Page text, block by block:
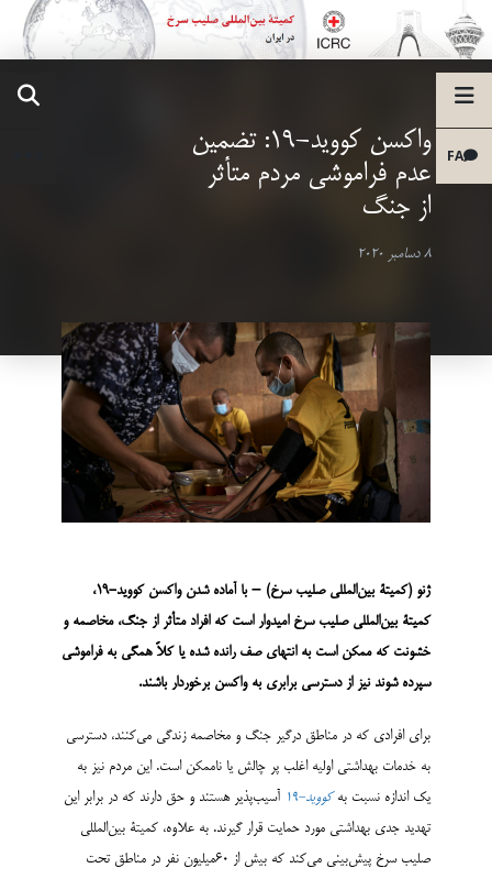
FA
واکسن کووید-19: تضمین
عدم فراموشی مردم متأثر
از جنگ
8 دسامبر 2020
ژنو (کمیتۀ بین‌المللی صلیب سرخ) – با آماده شدن واکسن کووید-19،
کمیتۀ بین‌المللی صلیب سرخ امیدوار است که افراد متأثر از جنگ، مخاصمه و
خشونت که ممکن است به انتهای صف رانده شده یا کلاً همگی به فراموشی
سپرده شوند نیز از دسترسی برابری به واکسن برخوردار باشند.
برای افرادی که در مناطق درگیر جنگ و مخاصمه زندگی می‌کنند، دسترسی
به خدمات بهداشتی اولیه اغلب پر چالش یا ناممکن است. این مردم نیز به
یک اندازه نسبت بهکووید-19
آسیب‌پذیر هستند و حق دارند که در برابر این
تهدید جدی بهداشتی مورد حمایت قرار گیرند. به علاوه، کمیتۀ بین‌المللی
صلیب سرخ پیش‌بینی می‌کند که بیش از 60میلیون نفر در مناطق تحت